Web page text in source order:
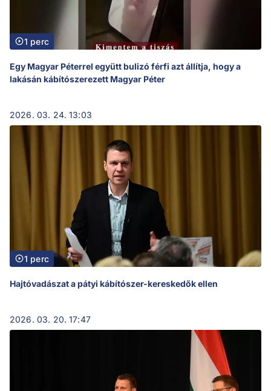
1 perc
Egy Magyar Péterrel együtt bulizó férfi azt állítja, hogy a
lakásán kábítószerezett Magyar Péter
2026. 03. 24. 13:03
1 perc
Hajtóvadászat a pátyi kábítószer-kereskedők ellen
2026. 03. 20. 17:47